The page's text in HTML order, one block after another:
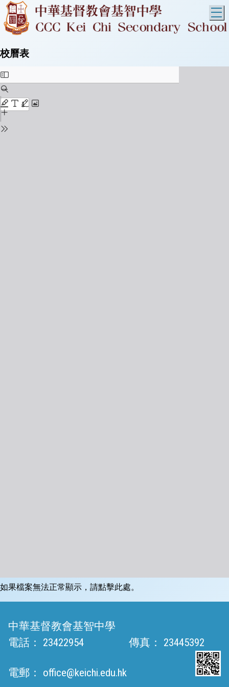
校曆表
如果檔案無法正常顯示，請點擊此處。
中華基督教會基智中學
電話：
23422954 傳真： 23445392
電郵： office@keichi.edu.hk